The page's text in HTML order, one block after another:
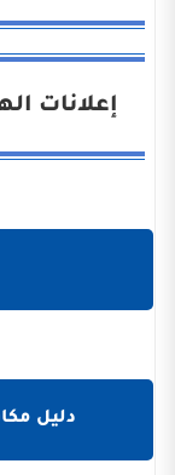
إعلانات
دليل